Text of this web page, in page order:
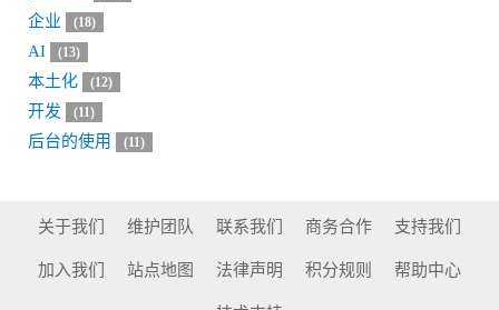
企业 (18)
AI (13)
本土化 (12)
开发 (11)
后台的使用 (11)
关于我们 维护团队 联系我们 商务合作 支持我们
加入我们 站点地图 法律声明 积分规则 帮助中心